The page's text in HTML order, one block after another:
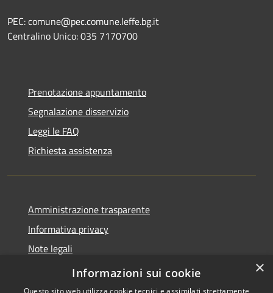
PEC: comune@pec.comune.leffe.bg.it
Centralino Unico: 035 7170700
Prenotazione appuntamento
Segnalazione disservizio
Leggi le FAQ
Richiesta assistenza
Amministrazione trasparente
Informativa privacy
Note legali
Dichiarazione di accessibilità
×
Informazioni sui cookie
Questo sito web utilizza cookie tecnici e assimilati strettamente